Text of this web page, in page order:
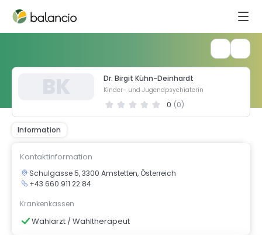
Dr. Birgit Kühn-Deinhardt
Kinder- und Jugendpsychiaterin
0 (0)
Information
Kontaktinformation
Schulgasse 5, 3300 Amstetten, Österreich
+43 660 911 22 84
Krankenkassen
Wahlarzt / Wahltherapeut